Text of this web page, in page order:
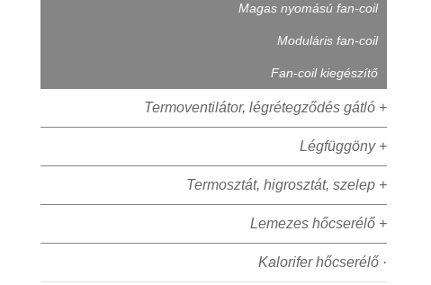
Magas nyomású fan-coil
Moduláris fan-coil
Fan-coil kiegészítő
Termoventilátor, légrétegződés gátló +
Légfüggöny +
Termosztát, higrosztát, szelep +
Lemezes hőcserélő +
Kalorifer hőcserélő ·